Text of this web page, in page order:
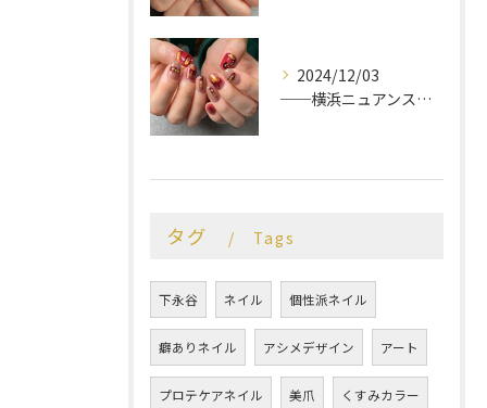
2024/12/03
──横浜ニュアンスネイルサロン♡
タグ Tags
下永谷 ネイル 個性派ネイル
癖ありネイル アシメデザイン アート
プロテケアネイル 美爪 くすみカラー